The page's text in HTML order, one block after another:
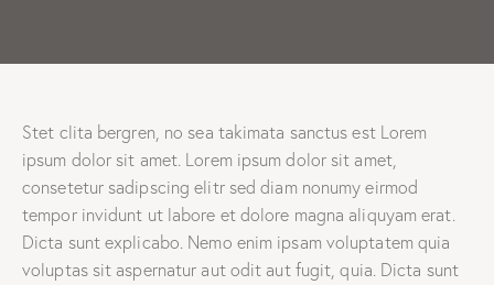
Stet clita bergren, no sea takimata sanctus est Lorem
ipsum dolor sit amet. Lorem ipsum dolor sit amet,
consetetur sadipscing elitr sed diam nonumy eirmod
tempor invidunt ut labore et dolore magna aliquyam erat.
Dicta sunt explicabo. Nemo enim ipsam voluptatem quia
voluptas sit aspernatur aut odit aut fugit, quia. Dicta sunt